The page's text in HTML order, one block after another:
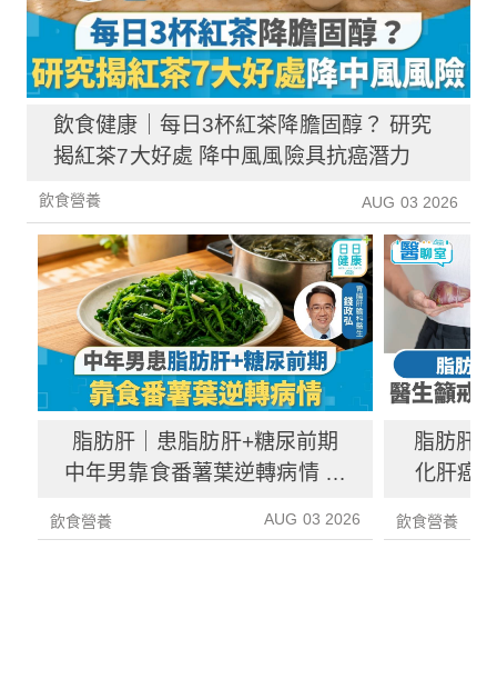
飲食健康｜每日3杯紅茶降膽固醇？ 研究
揭紅茶7大好處 降中風風險具抗癌潛力
飲食營養 AUG 03 2026
脂肪肝｜患脂肪肝+糖尿前期
中年男靠食番薯葉逆轉病情 肝
飲食營養 AUG 03 2026
脂肪肝
化肝癌
飲食營養